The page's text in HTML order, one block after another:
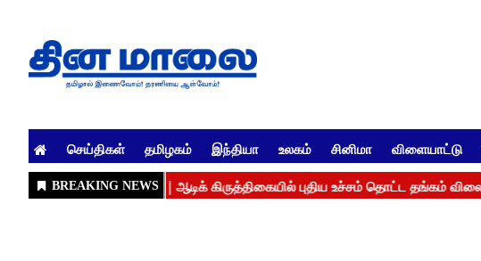
செய்திகள் தமிழகம் இந்தியா உலகம் சினிமா விளையாட்டு